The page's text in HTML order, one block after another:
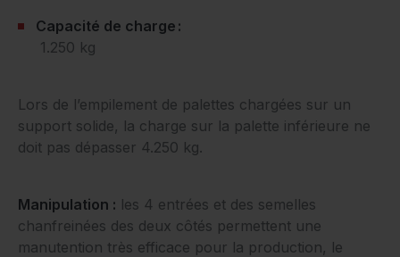
Capacité de charge :
1.250 kg
Lors de l’empilement de palettes chargées sur un
support solide, la charge sur la palette inférieure ne
doit pas dépasser 4.250 kg.
Manipulation : les 4 entrées et des semelles
chanfreinées des deux côtés permettent une
manutention très efficace pour la production, le